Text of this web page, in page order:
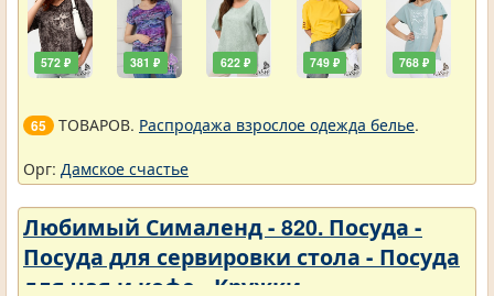
572 ₽ 381 ₽ 622 ₽ 749 ₽ 768 ₽
65 ТОВАРОВ. Распродажа взрослое одежда белье.
Орг: Дамское счастье
Любимый Сималенд - 820. Посуда -
Посуда для сервировки стола - Посуда
для чая и кофе - Кружки